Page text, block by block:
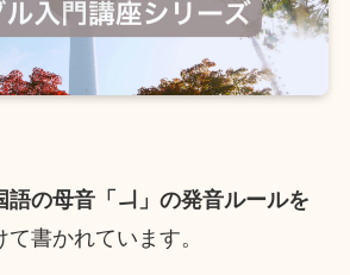
語の母音「ㅢ」の発音ルールを
て書かれています。